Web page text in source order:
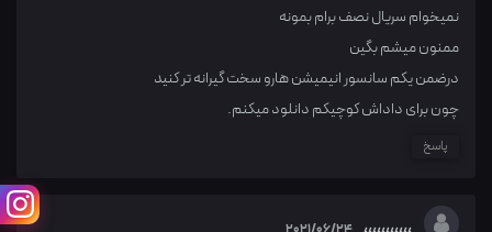
نمیخوام سریال نصف برام بمونه
ممنون میشم بگین
درضمن یکم سانسور انیمیشن هارو سخت گیرانه تر کنید
چون برای داداش کوچیکم دانلود میکنم.
پاسخ